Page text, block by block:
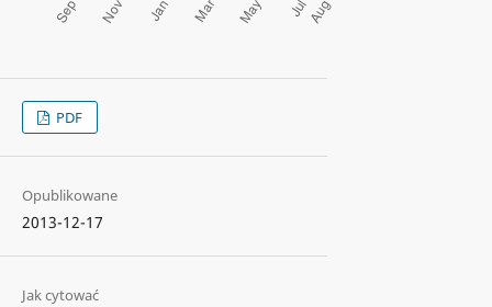
PDF
Opublikowane
2013-12-17
Jak cytować